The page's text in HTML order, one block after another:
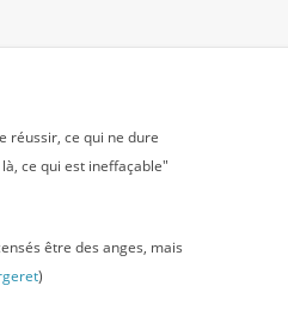
réussir, ce qui ne dure
ce qui est ineffaçable"
être des anges, mais
)